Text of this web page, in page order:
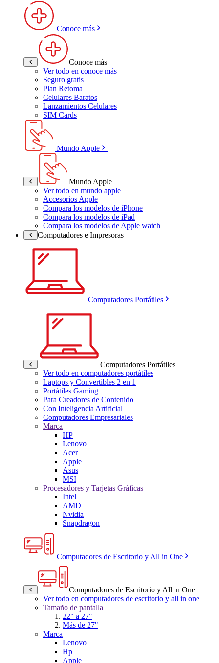
Conoce más
Conoce más
Ver todo en conoce más
Seguro gratis
Plan Retoma
Celulares Baratos
Lanzamientos Celulares
SIM Cards
Mundo Apple
Mundo Apple
Ver todo en mundo apple
Accesorios Apple
Compara los modelos de iPhone
Compara los modelos de iPad
Compara los modelos de Apple watch
Computadores e Impresoras
Computadores Portátiles
Computadores Portátiles
Ver todo en computadores portátiles
Laptops y Convertibles 2 en 1
Portátiles Gaming
Para Creadores de Contenido
Con Inteligencia Artificial
Computadores Empresariales
Marca
HP
Lenovo
Acer
Apple
Asus
MSI
Procesadores y Tarjetas Gráficas
Intel
AMD
Nvidia
Snapdragon
Computadores de Escritorio y All in One
Computadores de Escritorio y All in One
Ver todo en computadores de escritorio y all in one
Tamaño de pantalla
22" a 27"
Más de 27"
Marca
Lenovo
Hp
Apple